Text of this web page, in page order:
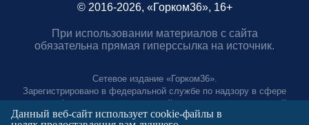
© 2016-2026, «Горком36», 16+
При использовании материалов с сайта
обязательна прямая гиперссылка на источник.
Сетевое издание «Горком36».
Зарегистрировано в федеральной службе по надзору в сфере
связи, информационных технологий и массовых коммуникаций.
Регистрационный номер ЭЛ № ФС77-88966 от 21 января 2025 г.
Данный веб-сайт использует cookie-файлы в